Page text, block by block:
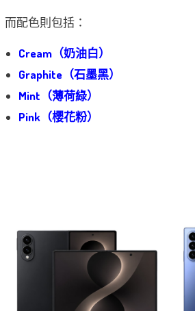
而配色則包括：
Cream（奶油白）
Graphite（石墨黑）
Mint（薄荷綠）
Pink（櫻花粉）